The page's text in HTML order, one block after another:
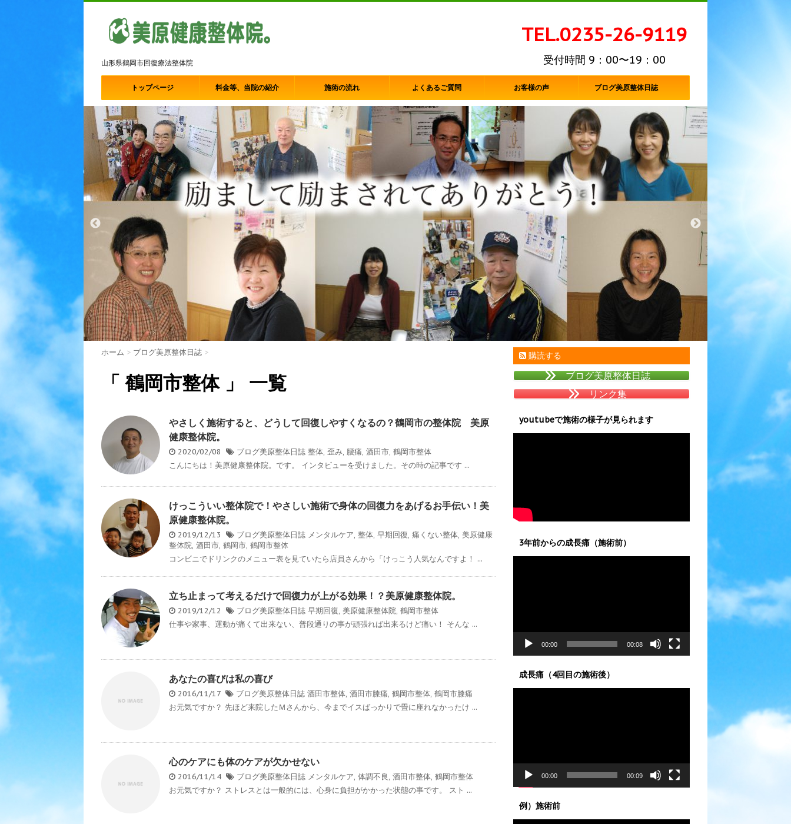
山形県鶴岡市回復療法整体院
TEL.0235-26-9119
受付時間 9：00〜19：00
トップページ 料金等、当院の紹介 施術の流れ よくあるご質問 お客様の声 ブログ美原整体日誌
ホーム > ブログ美原整体日誌 >
「 鶴岡市整体 」 一覧
やさしく施術すると、どうして回復しやすくなるの？鶴岡市の整体院 美原
健康整体院。
2020/02/08 ブログ美原整体日誌 整体, 歪み, 腰痛, 酒田市, 鶴岡市整体
こんにちは！美原健康整体院。です。 インタビューを受けました。その時の記事です ...
けっこういい整体院で！やさしい施術で身体の回復力をあげるお手伝い！美
原健康整体院。
2019/12/13 ブログ美原整体日誌 メンタルケア, 整体, 早期回復, 痛くない整体, 美原健康
整体院, 酒田市, 鶴岡市, 鶴岡市整体
コンビニでドリンクのメニュー表を見ていたら店員さんから「けっこう人気なんですよ！ ...
立ち止まって考えるだけで回復力が上がる効果！？美原健康整体院。
2019/12/12 ブログ美原整体日誌 早期回復, 美原健康整体院, 鶴岡市整体
仕事や家事、運動が痛くて出来ない、普段通りの事が頑張れば出来るけど痛い！ そんな ...
あなたの喜びは私の喜び
2016/11/17 ブログ美原整体日誌 酒田市整体, 酒田市膝痛, 鶴岡市整体, 鶴岡市膝痛
お元気ですか？ 先ほど来院したＭさんから、今までイスばっかりで畳に座れなかったけ ...
心のケアにも体のケアが欠かせない
2016/11/14 ブログ美原整体日誌 メンタルケア, 体調不良, 酒田市整体, 鶴岡市整体
お元気ですか？ ストレスとは一般的には、心身に負担がかかった状態の事です。 スト ...
購読する
ブログ美原整体日誌
リンク集
youtubeで施術の様子が見られます
3年前からの成長痛（施術前）
00:00 00:08
成長痛（4回目の施術後）
00:00 00:09
例）施術前